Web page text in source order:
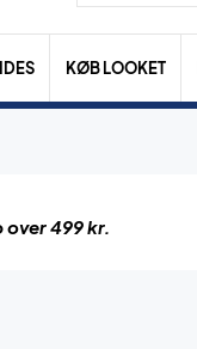
KØB LOOKET
499 kr.